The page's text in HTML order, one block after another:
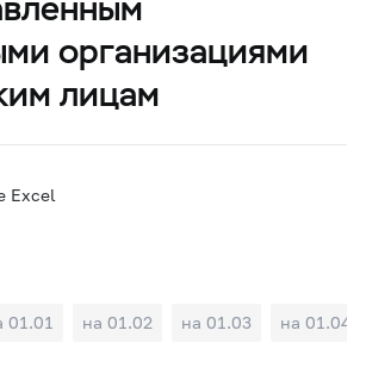
организациями
лицам
Excel
01.01 на 01.02 на 01.03 на 01.04